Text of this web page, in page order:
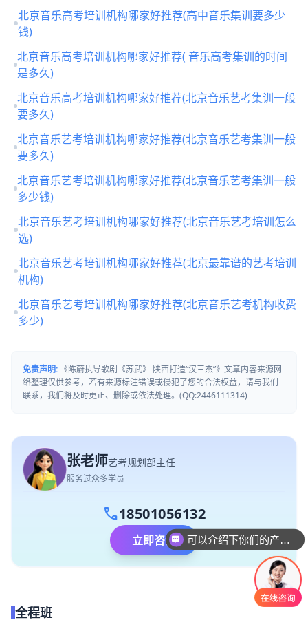
北京音乐高考培训机构哪家好推荐(高中音乐集训要多少
钱)
北京音乐高考培训机构哪家好推荐( 音乐高考集训的时间
是多久)
北京音乐高考培训机构哪家好推荐(北京音乐艺考集训一般
要多久)
北京音乐艺考培训机构哪家好推荐(北京音乐艺考集训一般
要多久)
北京音乐艺考培训机构哪家好推荐(北京音乐艺考集训一般
多少钱)
北京音乐艺考培训机构哪家好推荐(北京音乐艺考培训怎么
选)
北京音乐艺考培训机构哪家好推荐(北京最靠谱的艺考培训
机构)
北京音乐艺考培训机构哪家好推荐(北京音乐艺考机构收费
多少)
免责声明: 《陈蔚执导歌剧《苏武》 陕西打造“汉三杰”》文章内容来源网
络整理仅供参考，若有来源标注错误或侵犯了您的合法权益，请与我们
联系，我们将及时更正、删除或依法处理。(QQ:2446111314)
张老师艺考规划部主任
服务过众多学员
call18501056132
立即咨询
全程班
你们是怎么收费的呢